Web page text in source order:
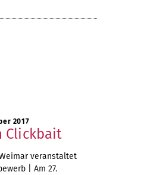
2017
Clickbait
veranstaltet
| Am 27.